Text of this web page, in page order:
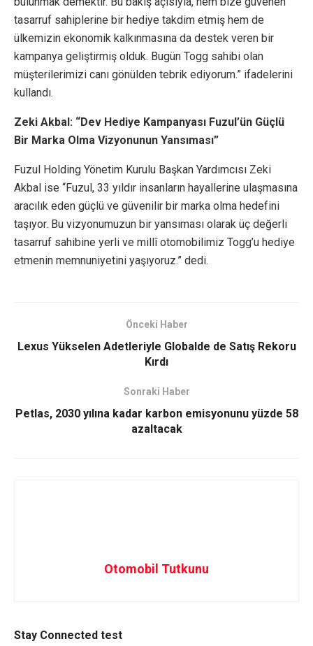
tasarruf sahiplerine bir hediye takdim etmiş hem de
ülkemizin ekonomik kalkınmasına da destek veren bir
kampanya geliştirmiş olduk. Bugün Togg sahibi olan
müşterilerimizi canı gönülden tebrik ediyorum.” ifadelerini
kullandı.
Zeki Akbal: “Dev Hediye Kampanyası Fuzul’ün Güçlü
Bir Marka Olma Vizyonunun Yansıması”
Fuzul Holding Yönetim Kurulu Başkan Yardımcısı Zeki
Akbal ise “Fuzul, 33 yıldır insanların hayallerine ulaşmasına
aracılık eden güçlü ve güvenilir bir marka olma hedefini
taşıyor. Bu vizyonumuzun bir yansıması olarak üç değerli
tasarruf sahibine yerli ve millî otomobilimiz Togg’u hediye
etmenin memnuniyetini yaşıyoruz.” dedi.
Önceki Haber
Lexus Yükselen Adetleriyle Globalde de Satış Rekoru
Kırdı
Sonraki Haber
Petlas, 2030 yılına kadar karbon emisyonunu yüzde 58
azaltacak
Otomobil Tutkunu
Stay Connected test